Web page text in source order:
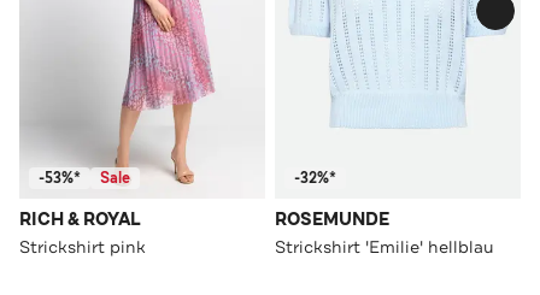
-53%* Sale
RICH & ROYAL
Strickshirt pink
-32%*
ROSEMUNDE
Strickshirt 'Emilie' hellblau